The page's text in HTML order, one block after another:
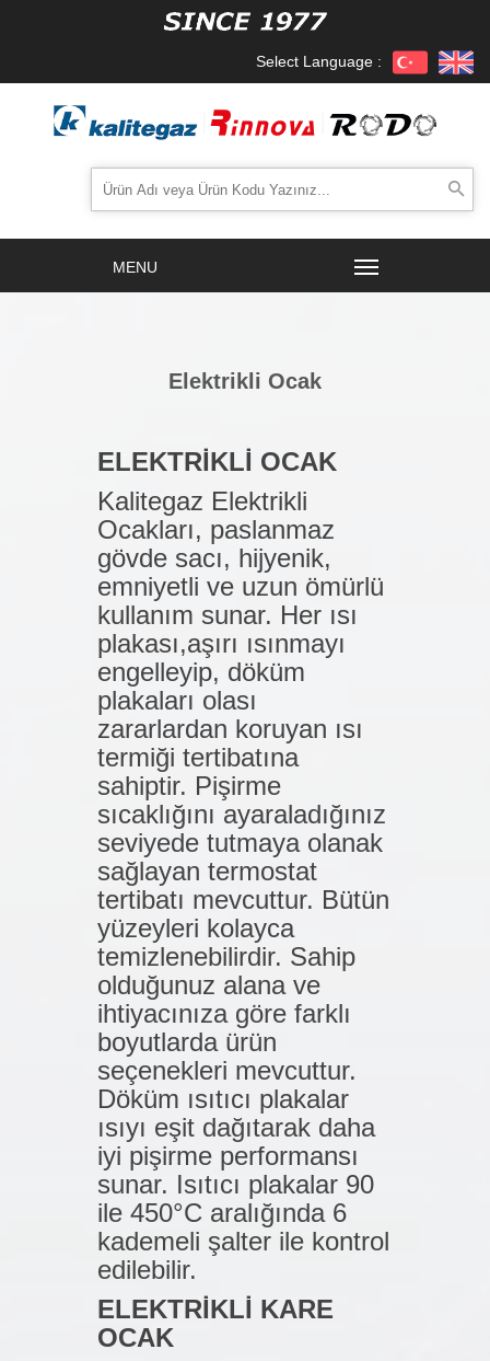
Select Language :
Elektrikli Ocak
ELEKTRİKLİ OCAK
Kalitegaz Elektrikli
Ocakları, paslanmaz
gövde sacı, hijyenik,
emniyetli ve uzun ömürlü
kullanım sunar. Her ısı
plakası,aşırı ısınmayı
engelleyip, döküm
plakaları olası
zararlardan koruyan ısı
termiği tertibatına
sahiptir. Pişirme
sıcaklığını ayaraladığınız
seviyede tutmaya olanak
sağlayan termostat
tertibatı mevcuttur. Bütün
yüzeyleri kolayca
temizlenebilirdir. Sahip
olduğunuz alana ve
ihtiyacınıza göre farklı
boyutlarda ürün
seçenekleri mevcuttur.
Döküm ısıtıcı plakalar
ısıyı eşit dağıtarak daha
iyi pişirme performansı
sunar. Isıtıcı plakalar 90
ile 450°C aralığında 6
kademeli şalter ile kontrol
edilebilir.
ELEKTRİKLİ KARE
OCAK